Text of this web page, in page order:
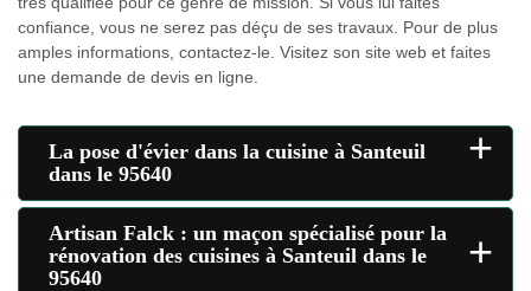
confiance, vous ne serez pas déçu de ses travaux. Pour de plus
amples informations, contactez-le. Visitez son site web et faites
une demande de devis en ligne.
La pose d'évier dans la cuisine à Santeuil
dans le 95640
+
Artisan Falck : un maçon spécialisé pour la
rénovation des cuisines à Santeuil dans le
95640
+